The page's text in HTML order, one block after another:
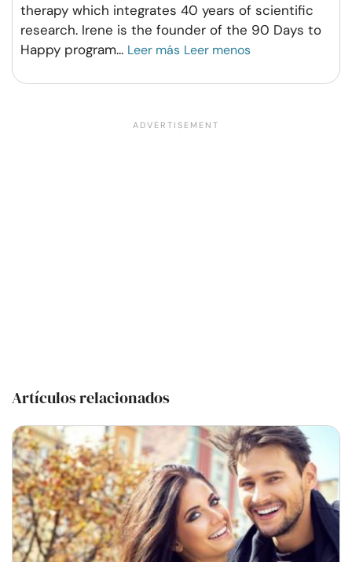
therapy which integrates 40 years of scientific
research. Irene is the founder of the 90 Days to
Happy program... Leer más Leer menos
Artículos relacionados